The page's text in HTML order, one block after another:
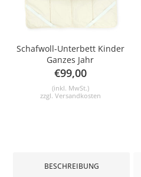
BESCHREIBUNG
Schafwoll-Unterbett Kinder
Ganzes Jahr
€99,00
(inkl. MwSt.)
zzgl. Versandkosten